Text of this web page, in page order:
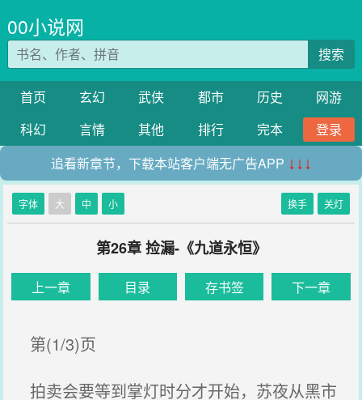
00小说网
搜索
首页 玄幻 武侠 都市 历史
网游
科幻
言情 其他 排行 完本
登录
追看新章节，下载本站客户端无广告APP ↓↓↓
字体 大 中 小 换手 关灯
第26章 捡漏-《九道永恒》
上一章 目录 存书签 下一章
第(1/3)页
拍卖会要等到掌灯时分才开始，苏夜从黑市